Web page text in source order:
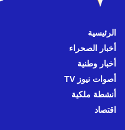
الرئيسية
أخبار الصحراء
أخبار وطنية
أصوات نيوز TV
أنشطة ملكية
اقتصاد